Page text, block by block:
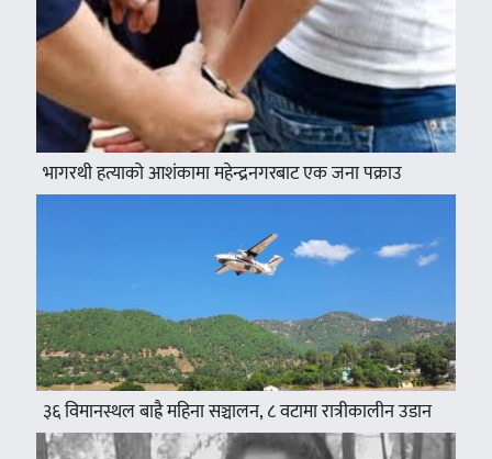
भागरथी हत्याको आशंकामा महेन्द्रनगरबाट एक जना पक्राउ
३६ विमानस्थल बाह्रै महिना सञ्चालन, ८ वटामा रात्रीकालीन उडान